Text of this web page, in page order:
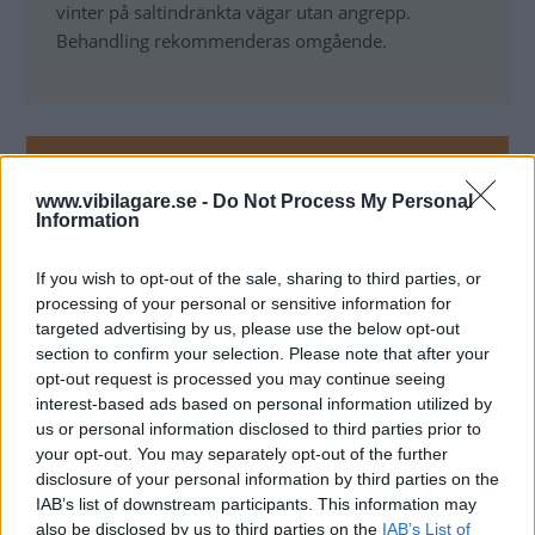
www.vibilagare.se - Do Not Process My Personal
Information
If you wish to opt-out of the sale, sharing to third parties, or
processing of your personal or sensitive information for
targeted advertising by us, please use the below opt-out
section to confirm your selection. Please note that after your
opt-out request is processed you may continue seeing
interest-based ads based on personal information utilized by
us or personal information disclosed to third parties prior to
your opt-out. You may separately opt-out of the further
disclosure of your personal information by third parties on the
IAB’s list of downstream participants. This information may
also be disclosed by us to third parties on the IAB’s List of
vinter på saltindränkta vägar utan angrepp.
Behandling rekommenderas omgående.
LEXUS NX
Genom att anmäla dig godkänner du OK-förlagets
personuppgiftspolicy.